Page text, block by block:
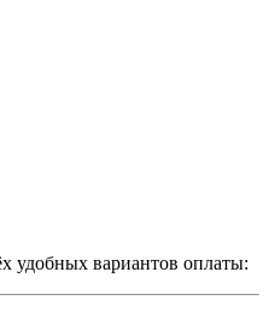
удобных вариантов оплаты: